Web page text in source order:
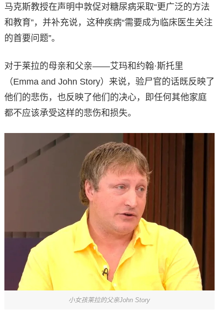
马克斯教授在声明中敦促对糖尿病采取“更广泛的方法
和教育”，并补充说，这种疾病“需要成为临床医生关注
的首要问题”。
对于莱拉的母亲和父亲——艾玛和约翰·斯托里
（Emma and John Story）来说，验尸官的话既反映了
他们的悲伤，也反映了他们的决心，即任何其他家庭
都不应该承受这样的悲伤和损失。
小女孩莱拉的父亲John Story